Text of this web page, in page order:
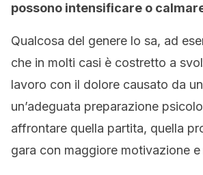
possono intensificare o
Qualcosa del genere lo sa, ad
che in molti casi è costretto a
lavoro con il dolore causato da
un’adeguata preparazione
affrontare quella partita, quella
gara con maggiore motivazione e